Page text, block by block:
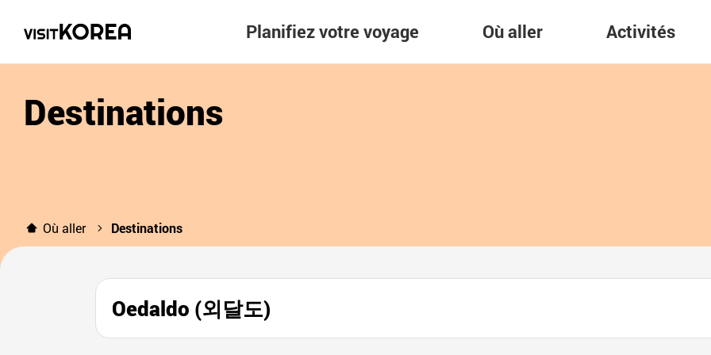
Planifiez votre voyage Où aller Activités
Destinations
Où aller Destinations
Oedaldo (외달도)